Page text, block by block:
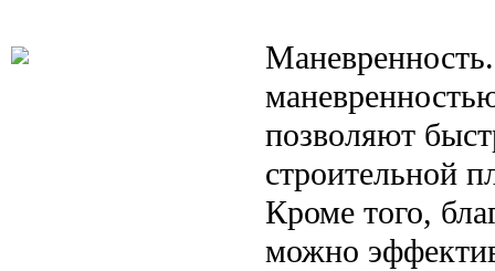
позволяют
строительной
Кроме того,
можно